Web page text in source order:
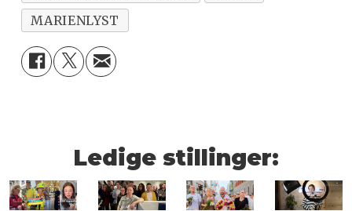
MARIENLYST
Ledige stillinger: